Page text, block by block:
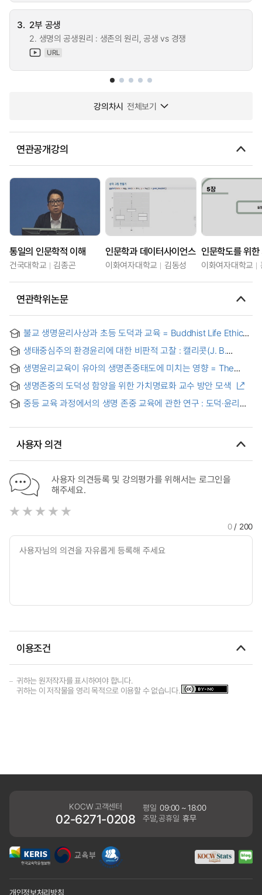
3. 2부 공생
2. 생명의 공생원리 : 생존의 원리, 공생 vs 경쟁
URL
강의차시 전체보기
연관공개강의
통일의 인문학적 이해
건국대학교 김종곤
인문학과 데이터사이언스
이화여자대학교 김동성 이화여자대학교
연관학위논문
불교 생명윤리사상과 초등 도덕과 교육 = Buddhist Life Ethics
생태중심주의 환경윤리에 대한 비판적 고찰 : 캘리콧(J. B.
the Environmental Ethics of the Nonanthropocentrism :
With the Emphasis on Callicott's 'Inherent Value'
생명윤리교육이 유아의 생명존중태도에 미치는 영향 = The
Life of Young Children
생명존중의 도덕성 함양을 위한 가치명료화 교수 방안 모색
중등 교육 과정에서의 생명 존중 교육에 관한 연구 : 도덕·윤리
사용자 의견
사용자 의견등록 및 강의평가를 위해서는 로그인을
해주세요.
0/ 200
이용조건
귀하는 원저작자를 표시하여야 합니다.
귀하는 이 저작물을 영리 목적으로 이용할 수 없습니다.
KOCW 고객센터
02-6271-0208
평일 09:00 ~ 18:00
주말,공휴일 휴무
개인정보처리방침